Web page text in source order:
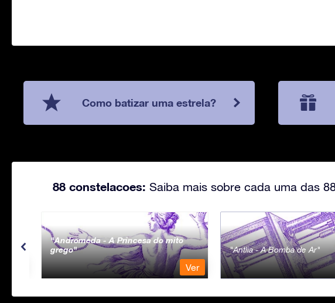
Como batizar uma estrela?
88 constelacoes: Saiba mais sobre cada uma das
Andromeda - A Princesa do mito
grego
Ver
Antlia - A Bomba de Ar